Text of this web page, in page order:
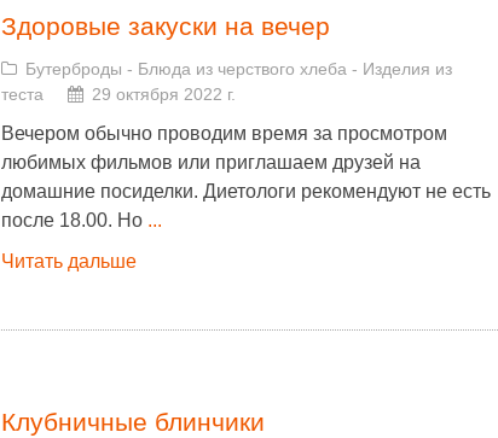
Здоровые закуски на вечер
Бутерброды - Блюда из черствого хлеба - Изделия из
теста
29 октября 2022 г.
Вечером обычно проводим время за просмотром
любимых фильмов или приглашаем друзей на
домашние посиделки. Диетологи рекомендуют не есть
после 18.00. Но ...
Читать дальше
Клубничные блинчики